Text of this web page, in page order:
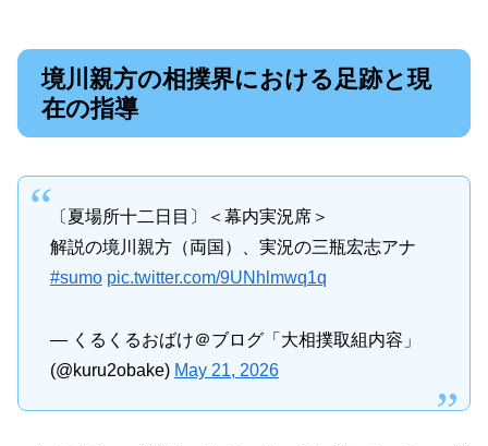
境川親方の相撲界における足跡と現
在の指導
〔夏場所十二日目〕＜幕内実況席＞
解説の境川親方（両国）、実況の三瓶宏志アナ
#sumo pic.twitter.com/9UNhlmwq1q
— くるくるおばけ＠ブログ「大相撲取組内容」
(@kuru2obake) May 21, 2026